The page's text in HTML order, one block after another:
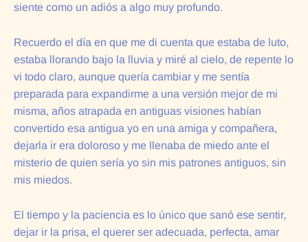
siente como un adiós a algo muy profundo.
Recuerdo el día en que me di cuenta que estaba de luto,
estaba llorando bajo la lluvia y miré al cielo, de repente lo
vi todo claro, aunque quería cambiar y me sentía
preparada para expandirme a una versión mejor de mi
misma, años atrapada en antiguas visiones habían
convertido esa antigua yo en una amiga y compañera,
dejarla ir era doloroso y me llenaba de miedo ante el
misterio de quien sería yo sin mis patrones antiguos, sin
mis miedos.
El tiempo y la paciencia es lo único que sanó ese sentir,
dejar ir la prisa, el querer ser adecuada, perfecta, amar